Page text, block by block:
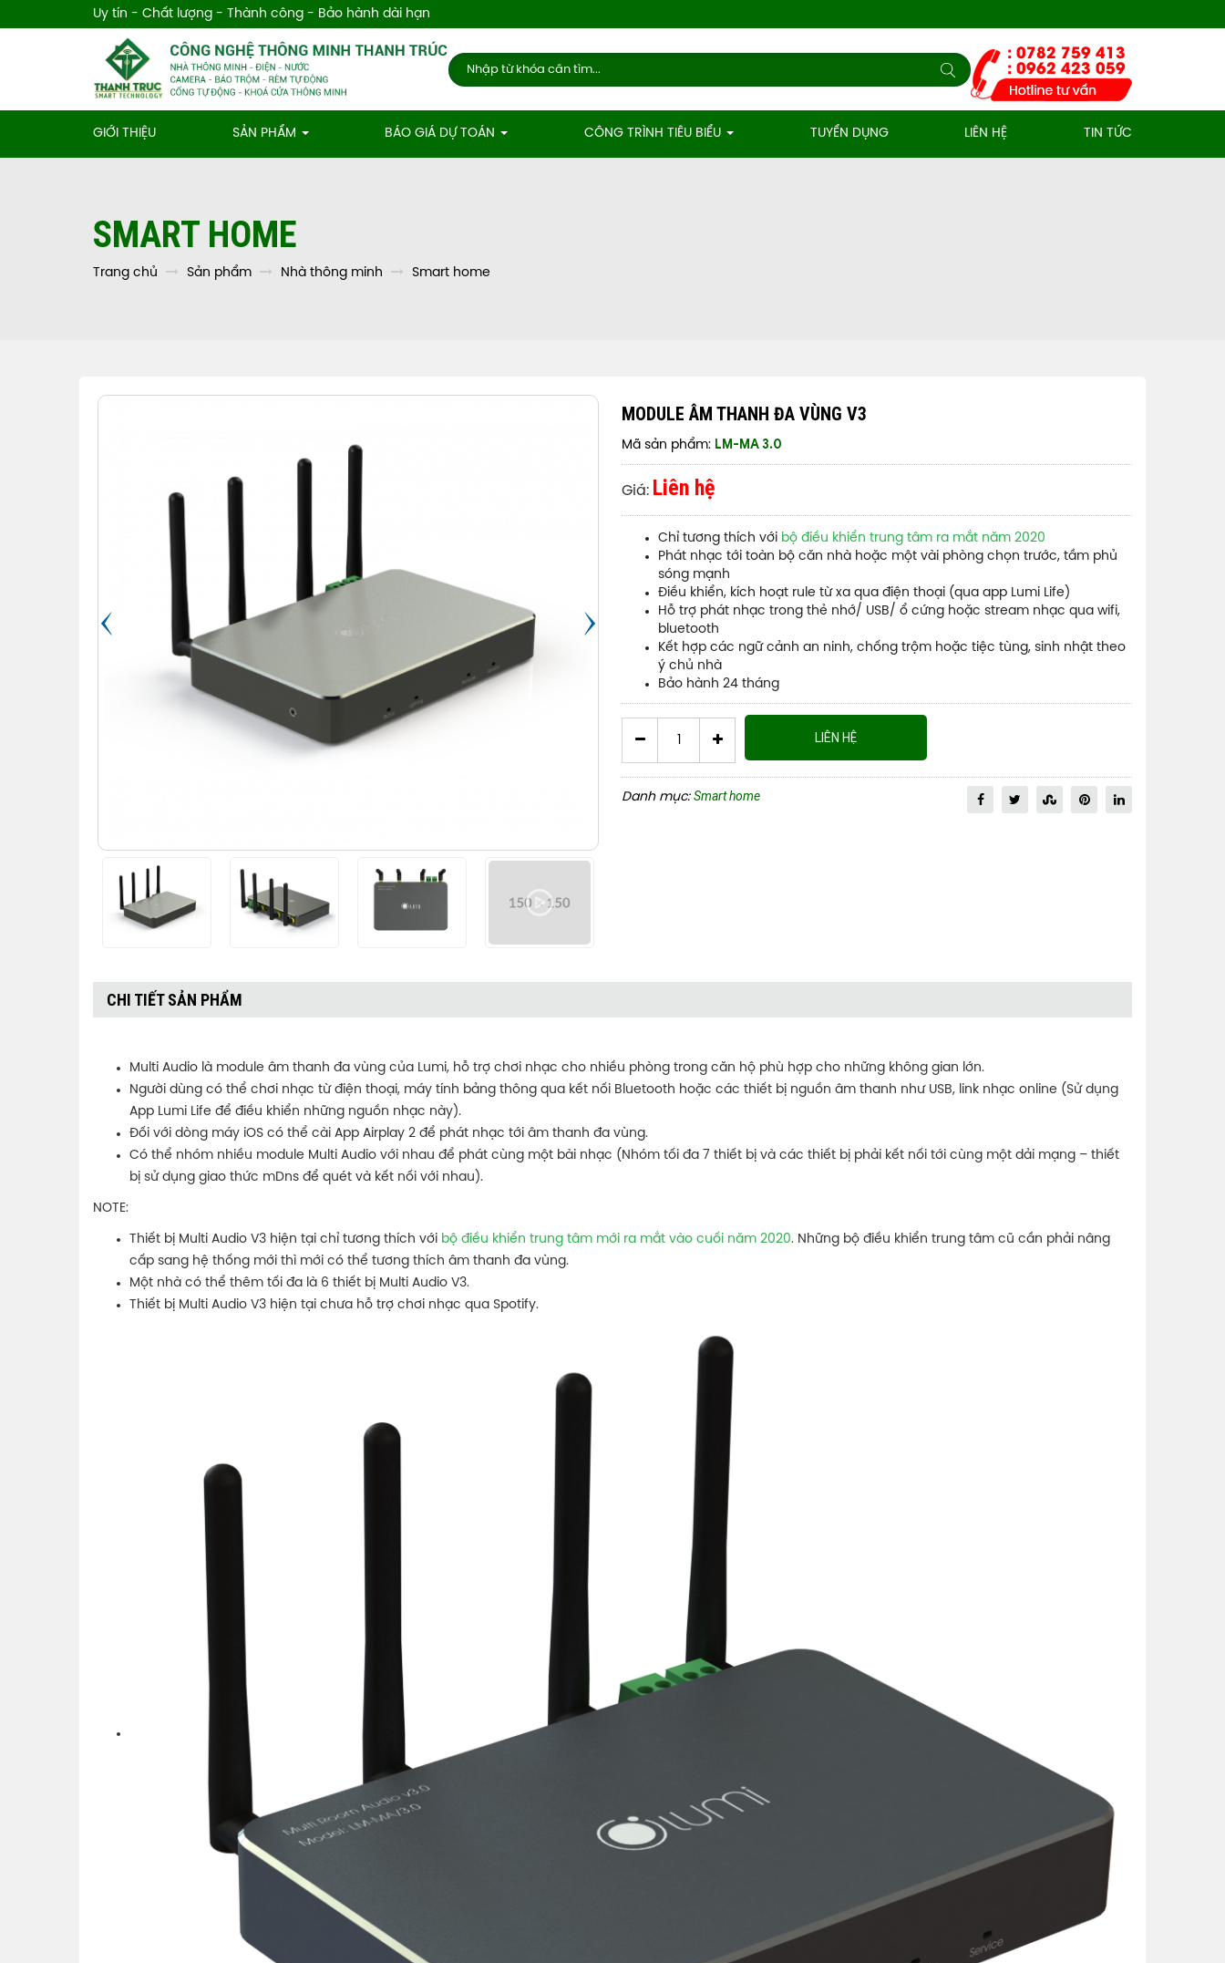
Uy tín - Chất lượng - Thành công - Bảo hành dài hạn
: 0782 759 413
: 0962 423 059
GIỚI THIỆU SẢN PHẨM BÁO GIÁ DỰ TOÁN CÔNG TRÌNH TIÊU BIỂU TUYỂN DỤNG LIÊN HỆ TIN TỨC
SMART HOME
Trang chủ Sản phẩm Nhà thông minh Smart home
MODULE ÂM THANH ĐA VÙNG V3
Mã sản phẩm: LM-MA 3.0
Giá: Liên hệ
Chỉ tương thích với bộ điều khiển trung tâm ra mắt năm 2020
Phát nhạc tới toàn bộ căn nhà hoặc một vài phòng chọn trước, tầm phủ
sóng mạnh
Điều khiển, kích hoạt rule từ xa qua điện thoại (qua app Lumi Life)
Hỗ trợ phát nhạc trong thẻ nhớ/ USB/ ổ cứng hoặc stream nhạc qua wifi,
bluetooth
Kết hợp các ngữ cảnh an ninh, chống trộm hoặc tiệc tùng, sinh nhật theo
ý chủ nhà
Bảo hành 24 tháng
LIÊN HỆ
Danh mục: Smart home
CHI TIẾT SẢN PHẨM
Multi Audio là module âm thanh đa vùng của Lumi, hỗ trợ chơi nhạc cho nhiều phòng trong căn hộ phù hợp cho những không gian lớn.
Người dùng có thể chơi nhạc từ điện thoại, máy tính bảng thông qua kết nối Bluetooth hoặc các thiết bị nguồn âm thanh như USB, link nhạc online (Sử dụng
App Lumi Life để điều khiển những nguồn nhạc này).
Đối với dòng máy iOS có thể cài App Airplay 2 để phát nhạc tới âm thanh đa vùng.
Có thể nhóm nhiều module Multi Audio với nhau để phát cùng một bài nhạc (Nhóm tối đa 7 thiết bị và các thiết bị phải kết nối tới cùng một dải mạng – thiết
bị sử dụng giao thức mDns để quét và kết nối với nhau).
NOTE:
Thiết bị Multi Audio V3 hiện tại chỉ tương thích với bộ điều khiển trung tâm mới ra mắt vào cuối năm 2020. Những bộ điều khiển trung tâm cũ cần phải nâng
cấp sang hệ thống mới thì mới có thể tương thích âm thanh đa vùng.
Một nhà có thể thêm tối đa là 6 thiết bị Multi Audio V3.
Thiết bị Multi Audio V3 hiện tại chưa hỗ trợ chơi nhạc qua Spotify.